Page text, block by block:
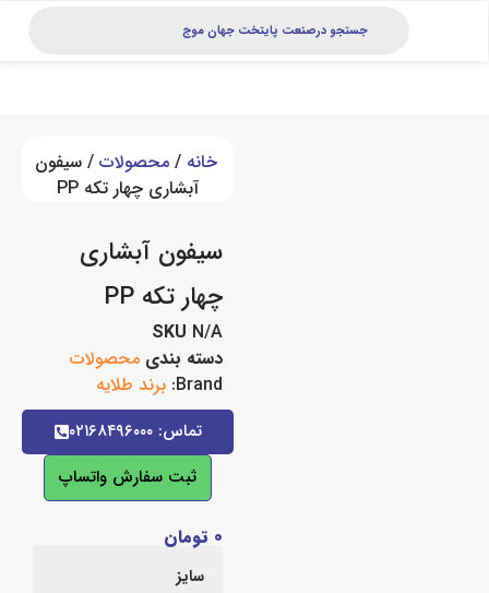
محصولات/ سیفون
آبشاری چهار تکه PP
سیفون آبشاری
محصولات
برند طلایه
ثبت سفارش واتساپ